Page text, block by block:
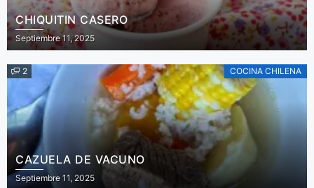
CHIQUITIN CASERO
Septiembre 11, 2025
2 COCINA CHILENA
CAZUELA DE VACUNO
Septiembre 11, 2025